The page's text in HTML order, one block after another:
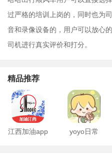
过严格的培训上岗的，同时也为
音和录像设备的，用户可以放心
司机进行真实评价和打分。
精品推荐
江西加油app yoyo日常